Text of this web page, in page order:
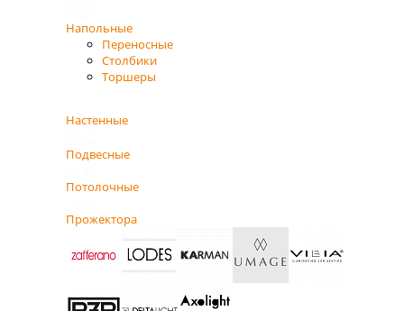
Напольные
Переносные
Столбики
Торшеры
Настенные
Подвесные
Потолочные
Прожектора